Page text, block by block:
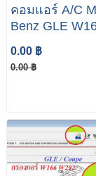
คอมแอร์ A/C
Benz GLE
MATIC
0.00 ฿
0.00 ฿